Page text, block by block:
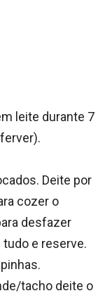
leite durante 7
Deite por
cozer o
desfazer
e reserve.
tacho deite o